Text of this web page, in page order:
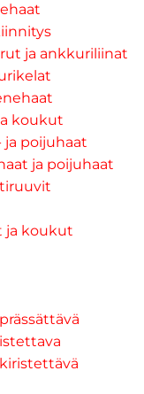
ja ankkuriliinat
koukut
ja poijuhaat
ja poijuhaat
ja koukut